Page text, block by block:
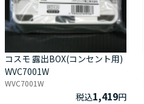
コスモ 露出BOX(コンセント用)
WVC7001W
WVC7001W
税込1,419円